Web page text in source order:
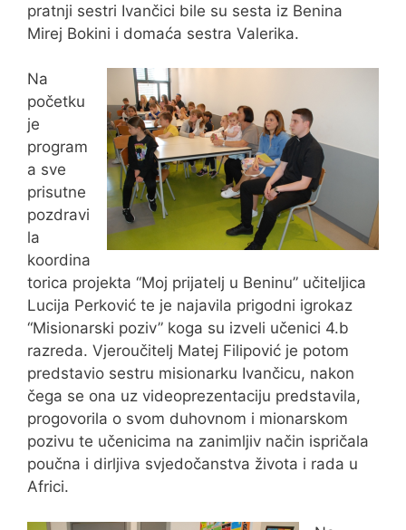
pratnji sestri Ivančici bile su sesta iz Benina
Mirej Bokini i domaća sestra Valerika.
Na
početku
je
program
a sve
prisutne
pozdravi
la
koordina
torica projekta “Moj prijatelj u Beninu” učiteljica
Lucija Perković te je najavila prigodni igrokaz
“Misionarski poziv” koga su izveli učenici 4.b
razreda. Vjeroučitelj Matej Filipović je potom
predstavio sestru misionarku Ivančicu, nakon
čega se ona uz videoprezentaciju predstavila,
progovorila o svom duhovnom i mionarskom
pozivu te učenicima na zanimljiv način ispričala
poučna i dirljiva svjedočanstva života i rada u
Africi.